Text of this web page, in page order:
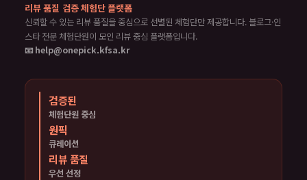
리뷰 품질 검증 체험단 플랫폼
신뢰할 수 있는 리뷰 품질을 중심으로 선별된 체험단만 제공합니다. 블로그·인
스타 전문 체험단원이 모인 리뷰 중심 플랫폼입니다.
📧 help@onepick.kfsa.kr
검증된
체험단원 중심
원픽
큐레이션
리뷰 품질
우선 선정